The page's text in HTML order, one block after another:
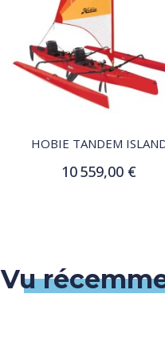
QUICK VIEW
HOBIE TANDEM
10 559,00 €
Ajouter au panier
Vu